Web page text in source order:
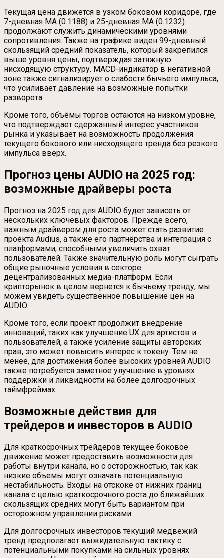
Текущая цена движется в узком боковом коридоре, где
7-дневная MA (0.1188) и 25-дневная MA (0.1232)
продолжают служить динамическими уровнями
сопротивления. Также на графике виден 99-дневный
скользящий средний показатель, который закрепился
выше уровня цены, подтверждая затяжную
нисходящую структуру. MACD-индикатор в негативной
зоне также сигнализирует о слабости бычьего импульса,
что усиливает давление на возможные попытки
разворота.
Кроме того, объёмы торгов остаются на низком уровне,
что подтверждает сдержанный интерес участников
рынка и указывает на возможность продолжения
текущего бокового или нисходящего тренда без резкого
импульса вверх.
Прогноз цены AUDIO на 2025 год:
возможные драйверы роста
Прогноз на 2025 год для AUDIO будет зависеть от
нескольких ключевых факторов. Прежде всего,
важным драйвером для роста может стать развитие
проекта Audius, а также его партнёрства и интеграция с
платформами, способными увеличить охват
пользователей. Также значительную роль могут сыграть
общие рыночные условия в секторе
децентрализованных медиа-платформ. Если
крипторынок в целом вернется к бычьему тренду, мы
можем увидеть существенное повышение цен на
AUDIO.
Кроме того, если проект продолжит внедрение
инноваций, таких как улучшение UX для артистов и
пользователей, а также усиление защиты авторских
прав, это может повысить интерес к токену. Тем не
менее, для достижения более высоких уровней AUDIO
также потребуется заметное улучшение в уровнях
поддержки и ликвидности на более долгосрочных
таймфреймах.
Возможные действия для
трейдеров и инвесторов в AUDIO
Для краткосрочных трейдеров текущее боковое
движение может предоставить возможности для
работы внутри канала, но с осторожностью, так как
низкие объемы могут означать потенциальную
нестабильность. Входы на отскоке от нижних границ
канала с целью краткосрочного роста до ближайших
скользящих средних могут быть вариантом при
осторожном управлении рисками.
Для долгосрочных инвесторов текущий медвежий
тренд предполагает выжидательную тактику с
потенциальными покупками на сильных уровнях